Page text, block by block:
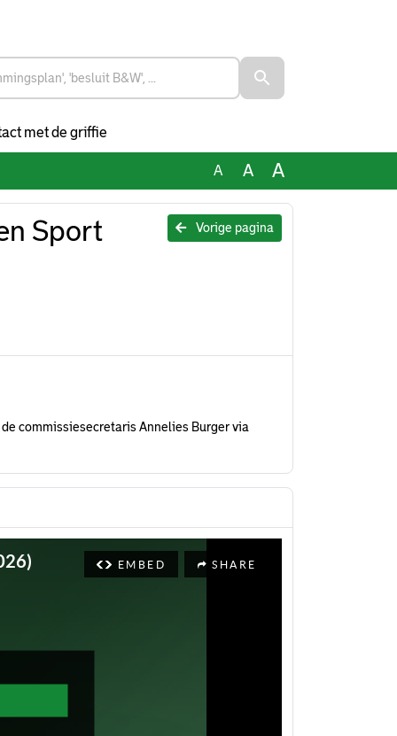
met de griffie
A A A
Vorige pagina
Sport
commissiesecretaris Annelies Burger via